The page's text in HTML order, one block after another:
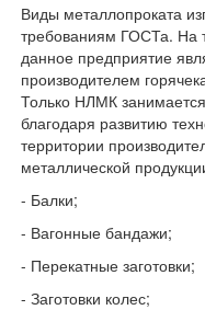
Виды металлопроката
требованиям ГОСТа. На
данное предприятие
производителем
Только НЛМК
благодаря развитию
территории
металлической
- Балки;
- Вагонные бандажи;
- Перекатные заготовки;
- Заготовки колес;